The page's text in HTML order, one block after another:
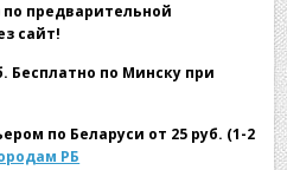
предварительной
сайт!
Бесплатно по Минску при
по Беларуси от 25 руб. (1-2
РБ